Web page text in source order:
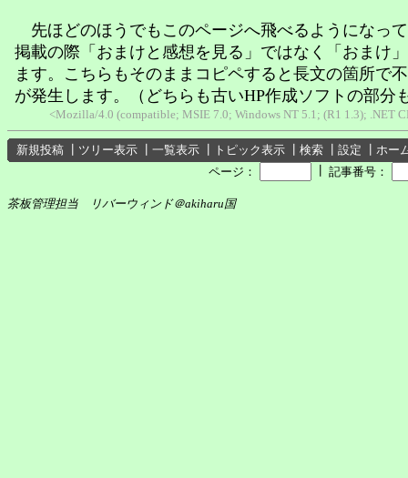
先ほどのほうでもこのページへ飛べるようになっ
掲載の際「おまけと感想を見る」ではなく「おまけ
ます。こちらもそのままコピペすると長文の箇所で
が発生します。（どちらも古いHP作成ソフトの部分
<Mozilla/4.0 (compatible; MSIE 7.0; Windows NT 5.1; (R1 1.3); .NET
新規投稿 ツリー表示 一覧表示 トピック表示 検索 設定
ホー
ページ：
記事番号：
茶板管理担当 リバーウィンド＠akiharu国